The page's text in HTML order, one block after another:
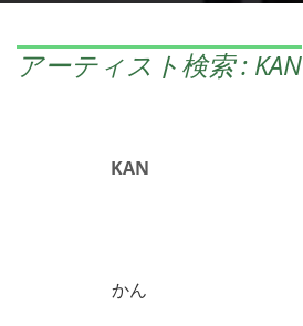
アーティスト検索 : KAN
KAN
かん